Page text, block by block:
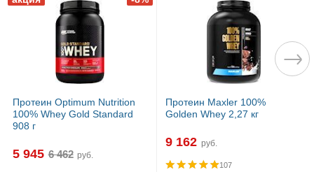
Протеин Optimum Nutrition
100% Whey Gold Standard
908 г
5 945 руб.
Протеин Maxler 100%
Golden Whey 2,27 кг
9 162 руб.
107